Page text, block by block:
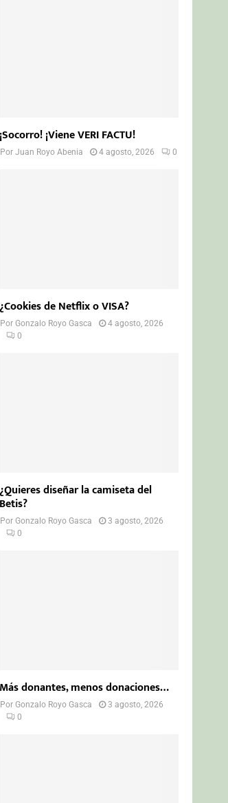
¡Socorro! ¡Viene VERI FACTU!
PorJuan Royo Abenia 4 agosto, 2026 0
¿Cookies de Netflix o VISA?
PorGonzalo Royo Gasca
4 agosto, 2026
0
¿Quieres diseñar la camiseta del
Betis?
PorGonzalo Royo Gasca
3 agosto, 2026
0
Más donantes, menos donaciones…
PorGonzalo Royo Gasca
3 agosto, 2026
0